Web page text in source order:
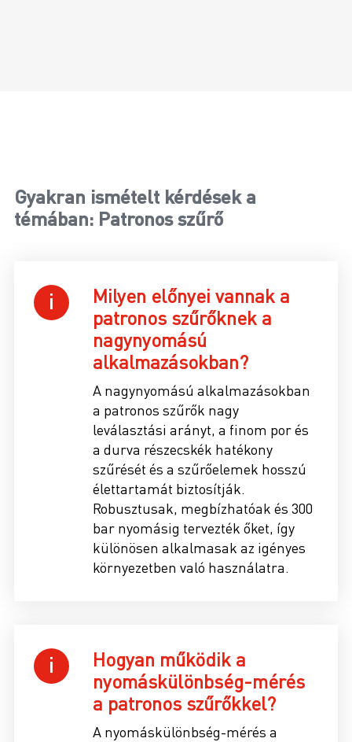
Gyakran ismételt kérdések a
témában: Patronos szűrő
Milyen előnyei vannak a
patronos szűrőknek a
nagynyomású
alkalmazásokban?
A nagynyomású alkalmazásokban
a patronos szűrők nagy
leválasztási arányt, a finom por és
a durva részecskék hatékony
szűrését és a szűrőelemek hosszú
élettartamát biztosítják.
Robusztusak, megbízhatóak és 300
bar nyomásig tervezték őket, így
különösen alkalmasak az igényes
környezetben való használatra.
Hogyan működik a
nyomáskülönbség-mérés
a patronos szűrőkkel?
A nyomáskülönbség-mérés a